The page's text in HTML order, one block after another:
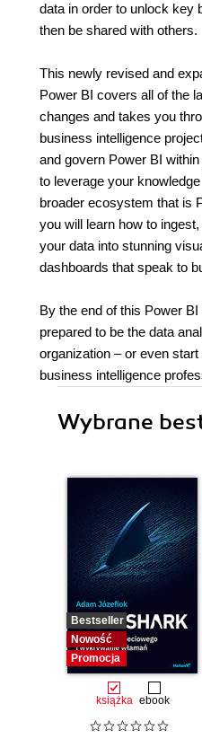
data in order to unlock key
then be shared with others.
This newly revised and
Power BI covers all of the
changes and takes you
business intelligence
and govern Power BI
to leverage your
broader ecosystem that is
you will learn how to
your data into stunning
dashboards that speak to
By the end of this Power
prepared to be the data
organization – or even
business intelligence
Wybrane
Bestseller
Nowość
Promocja
książka ebook